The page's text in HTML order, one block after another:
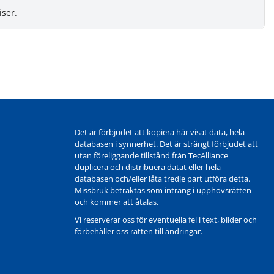
Det är förbjudet att kopiera här visat data, hela
databasen i synnerhet. Det är strängt förbjudet att
utan föreliggande tillstånd från TecAlliance
duplicera och distribuera datat eller hela
databasen och/eller låta tredje part utföra detta.
Missbruk betraktas som intrång i upphovsrätten
och kommer att åtalas.
Vi reserverar oss för eventuella fel i text, bilder och
förbehåller oss rätten till ändringar.